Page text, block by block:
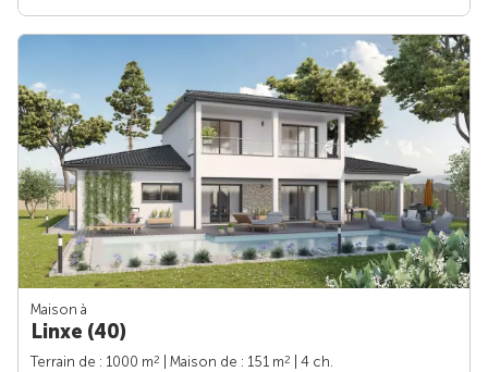
Maison à
Linxe (40)
Terrain de : 1000 m2 | Maison de : 151 m2
| 4 ch.